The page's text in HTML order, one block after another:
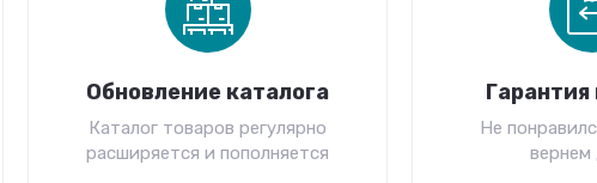
Обновление каталога
Каталог товаров регулярно
расширяется и пополняется
Гарантия
Не
вернем